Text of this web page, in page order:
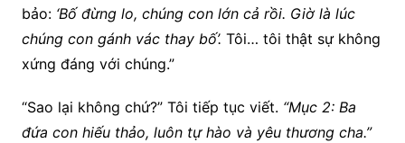
bảo: ‘Bố đừng lo, chúng con lớn cả rồi. Giờ là lúc
chúng con gánh vác thay bố’. Tôi… tôi thật sự không
xứng đáng với chúng.”
“Sao lại không chứ?” Tôi tiếp tục viết. “Mục 2: Ba
đứa con hiếu thảo, luôn tự hào và yêu thương cha.”